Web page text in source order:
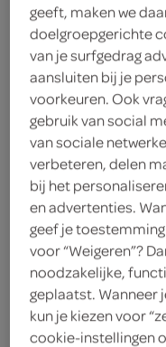
1.
45
200 Gram
Let op:
producten, maar
verwerkt in de
geeft, maken we
doelgroepgerichte
van je surfgedrag
aansluiten bij je
voorkeuren. Ook
gebruik van social
van sociale
verbeteren, delen
bij het
en advertenties.
geef je
voor “Weigeren”?
noodzakelijke,
geplaatst. Wanneer
kun je kiezen voor
cookie-instellingen